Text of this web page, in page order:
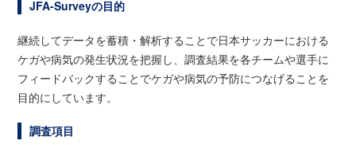
JFA-Surveyの目的
継続してデータを蓄積・解析することで日本サッカーにおける
ケガや病気の発生状況を把握し、調査結果を各チームや選手に
フィードバックすることでケガや病気の予防につなげることを
目的にしています。
調査項目